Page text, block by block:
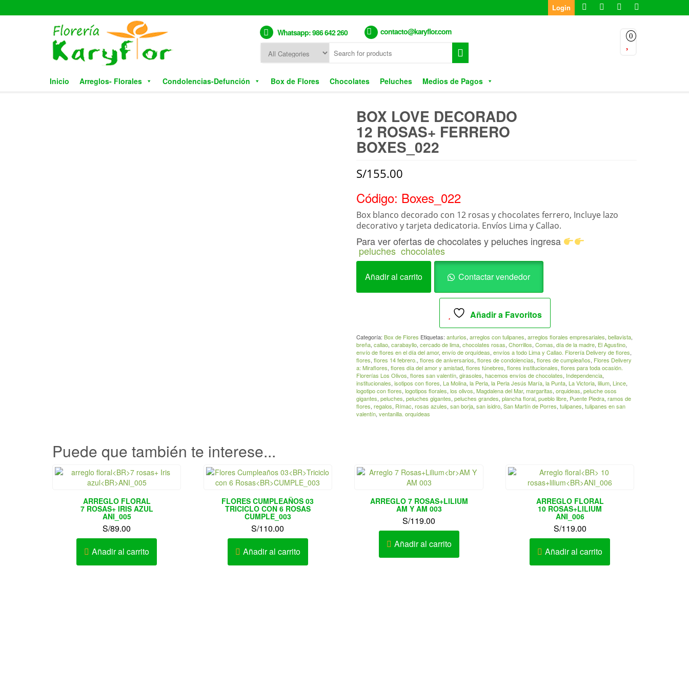
to
Login
Whatsapp: 986 642 260 contacto@karyflor.com 0
Inicio Arreglos- Florales Condolencias-Defunción Box de Flores Chocolates Peluches Medios de Pagos
BOX LOVE DECORADO
12 ROSAS+ FERRERO
BOXES_022
S/155.00
Código: Boxes_022
Box blanco decorado con 12 rosas y chocolates ferrero, Incluye lazo
decorativo y tarjeta dedicatoria. Envíos Lima y Callao.
Para ver ofertas de chocolates y peluches ingresa
peluches chocolates
Love
Decorado12
Añadir al carrito Contactar vendedor
Añadir a Favoritos
Categoría: Box de Flores Etiquetas: anturios, arreglos con tulipanes, arreglos florales empresariales, bellavista,
breña, callao, carabayllo, cercado de lima, chocolates rosas, Chorrillos, Comas, día de la madre, El Agustino,
envío de flores en el día del amor, envío de orquídeas, envíos a todo Lima y Callao. Florería Delivery de flores,
flores, flores 14 febrero., flores de aniversarios, flores de condolencias, flores de cumpleaños, Flores Delivery
a: Miraflores, flores día del amor y amistad, flores fúnebres, flores institucionales, flores para toda ocasión.
Florerías Los Olivos, flores san valentín, girasoles, hacemos envíos de chocolates, Independencia,
institucionales, isotipos con flores, La Molina, la Perla, la Perla Jesús María, la Punta, La Victoria, lilium, Lince,
logotipo con flores, logotipos florales, los olivos, Magdalena del Mar, margaritas, orquideas, peluche osos
gigantes, peluches, peluches gigantes, peluches grandes, plancha floral, pueblo libre, Puente Piedra, ramos de
flores, regalos, Rímac, rosas azules, san borja, san isidro, San Martín de Porres, tulipanes, tulipanes en san
valentín, ventanilla. orquídeas
Puede que también te interese...
ARREGLO FLORAL
7 ROSAS+ IRIS AZUL
ANI_005
S/89.00
Añadir al carrito
FLORES CUMPLEAÑOS 03
TRICICLO CON 6 ROSAS
CUMPLE_003
S/110.00
Añadir al carrito
ARREGLO 7 ROSAS+LILIUM
AM Y AM 003
S/119.00
Añadir al carrito
ARREGLO FLORAL
10 ROSAS+LILIUM
ANI_006
S/119.00
Añadir al carrito